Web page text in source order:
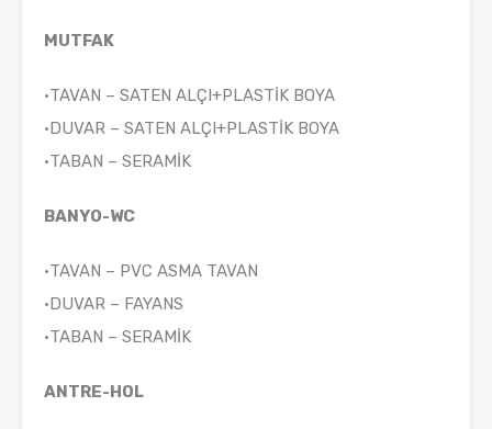
MUTFAK
•TAVAN – SATEN ALÇI+PLASTİK BOYA
•DUVAR – SATEN ALÇI+PLASTİK BOYA
•TABAN – SERAMİK
BANYO-WC
•TAVAN – PVC ASMA TAVAN
•DUVAR – FAYANS
•TABAN – SERAMİK
ANTRE-HOL